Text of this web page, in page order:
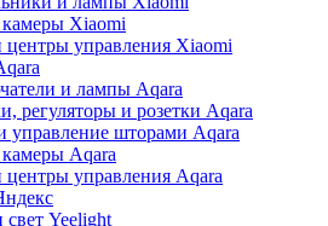
Xiaomi
управления Xiaomi
и лампы Aqara
регуляторы и розетки Aqara
управление шторами Aqara
Aqara
управления Aqara
Yeelight